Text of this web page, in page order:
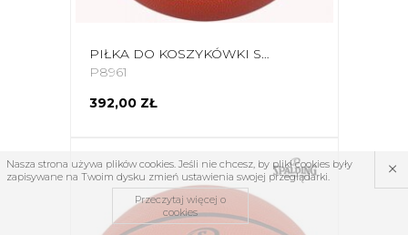
PIŁKA DO KOSZYKÓWKI SPALDING TF-1000 LEGACY LOGO FIBA 76964Z
P8961
392,00 ZŁ
Nasza strona używa plików cookies. Jeśli nie chcesz, by pliki cookies były
zapisywane na Twoim dysku zmień ustawienia swojej przeglądarki.
×
Przeczytaj więcej o
cookies